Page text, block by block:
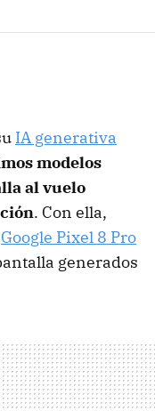
IA generativa
modelos
al vuelo
. Con ella,
Google Pixel 8 Pro
generados